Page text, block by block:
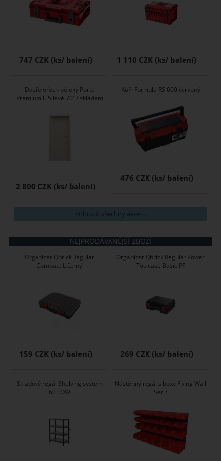
747 CZK 1 110 CZK
Dveře ořech bělený Porta
Premium E.5 levé 70" / skladem
2 800 CZK
Kufr Formula RS 600 červený
476 CZK
Zobrazit všechny akce ...
NEJPRODÁVANĚJŠÍ ZBOŽÍ
Organizér Qbrick Regular
Compact L černý
159 CZK
Organizér Qbrick Regular Power
Toolcase Basic PF
269 CZK
Skladový regál Shelving system
60 LOW
Nástěnný regál s boxy Fixing Wall
Set 3